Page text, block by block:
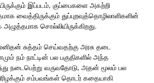
இப்படம், குப்பைகளை அகற்றி
வைத்திருக்கும் துப்புறவுத்தொழிலாளிகளின்
சொல்லியிருக்கிறது.
சுத்தம் செய்வதற்கு அரசு தடை
நம் நாட்டின் பல பகுதிகளில் அந்த
நடைபெற்று வருவதோடு, அதன் மூலம் பல
சம்பவங்கள் தொடர் கதையாகி